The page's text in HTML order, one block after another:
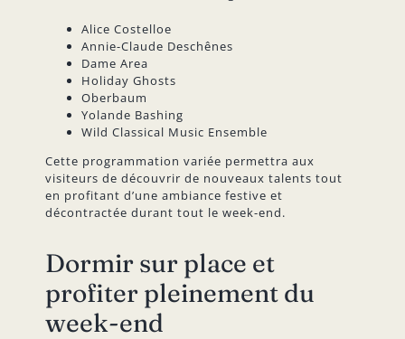
Alice Costelloe
Annie-Claude Deschênes
Dame Area
Holiday Ghosts
Oberbaum
Yolande Bashing
Wild Classical Music Ensemble
Cette programmation variée permettra aux
visiteurs de découvrir de nouveaux talents tout
en profitant d’une ambiance festive et
décontractée durant tout le week-end.
Dormir sur place et
profiter pleinement du
week-end